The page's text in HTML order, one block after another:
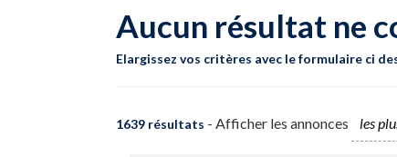
Aucun résultat ne
Elargissez vos critères avec le formulaire ci
1639 résultats - Afficher les annonces